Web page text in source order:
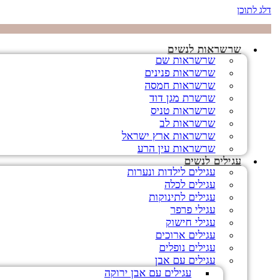
דלג לתוכן
שרשראות לנשים
שרשראות שם
שרשראות פנינים
שרשראות חמסה
שרשרת מגן דוד
שרשראות טניס
שרשראות לב
שרשראות ארץ ישראל
שרשראות עין הרע
עגילים לנשים
עגילים לילדות ונערות
עגילים לכלה
עגילים לתינוקות
עגילי פרפר
עגילי חישוק
עגילים ארוכים
עגילים נופלים
עגילים עם אבן
עגילים עם אבן ירוקה